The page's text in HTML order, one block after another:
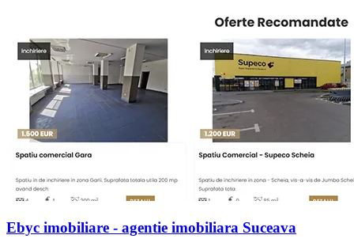
Ebyc imobiliare - agentie imobiliara Suceava